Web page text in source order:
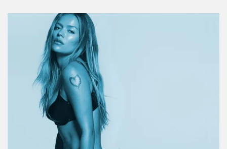
ENTRETENIMIENTO
La canción que Role Model le dedicó a
Dakota Johnson (con cameo de ella incluido)
Manuela Cosío